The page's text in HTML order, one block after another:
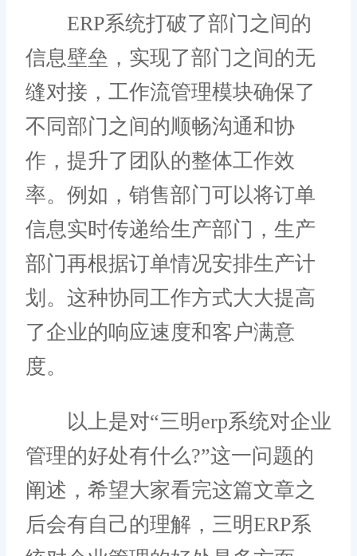
ERP系统打破了部门之间的
信息壁垒，实现了部门之间的无
缝对接，工作流管理模块确保了
不同部门之间的顺畅沟通和协
作，提升了团队的整体工作效
率。例如，销售部门可以将订单
信息实时传递给生产部门，生产
部门再根据订单情况安排生产计
划。这种协同工作方式大大提高
了企业的响应速度和客户满意
度。
以上是对“三明erp系统对企业
管理的好处有什么?”这一问题的
阐述，希望大家看完这篇文章之
后会有自己的理解，三明ERP系